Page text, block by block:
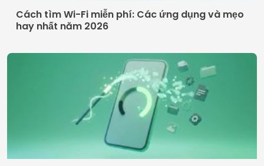
Cách tìm Wi-Fi miễn phí: Các ứng dụng và mẹo
hay nhất năm 2026